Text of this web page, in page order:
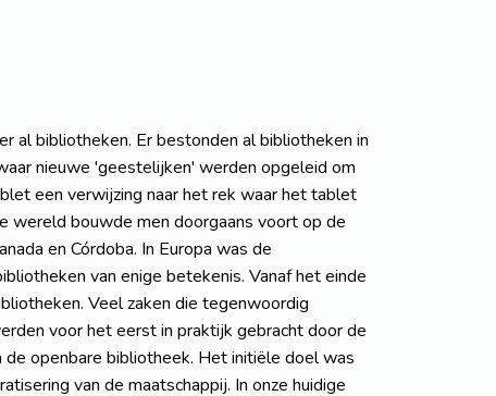
al bibliotheken. Er bestonden al bibliotheken in
nieuwe 'geestelijken' werden opgeleid om
een verwijzing naar het rek waar het tablet
wereld bouwde men doorgaans voort op de
en Córdoba. In Europa was de
van enige betekenis. Vanaf het einde
Veel zaken die tegenwoordig
voor het eerst in praktijk gebracht door de
openbare bibliotheek. Het initiële doel was
van de maatschappij. In onze huidige